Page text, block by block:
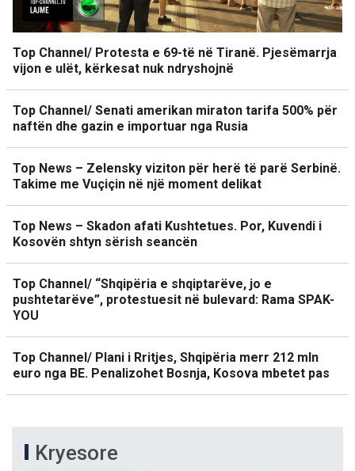
Top Channel/ Protesta e 69-të në Tiranë. Pjesëmarrja
vijon e ulët, kërkesat nuk ndryshojnë
Top Channel/ Senati amerikan miraton tarifa 500% për
naftën dhe gazin e importuar nga Rusia
Top News – Zelensky viziton për herë të parë Serbinë.
Takime me Vuçiçin në një moment delikat
Top News – Skadon afati Kushtetues. Por, Kuvendi i
Kosovën shtyn sërish seancën
Top Channel/ “Shqipëria e shqiptarëve, jo e
pushtetarëve”, protestuesit në bulevard: Rama SPAK-
YOU
Top Channel/ Plani i Rritjes, Shqipëria merr 212 mln
euro nga BE. Penalizohet Bosnja, Kosova mbetet pas
Kryesore